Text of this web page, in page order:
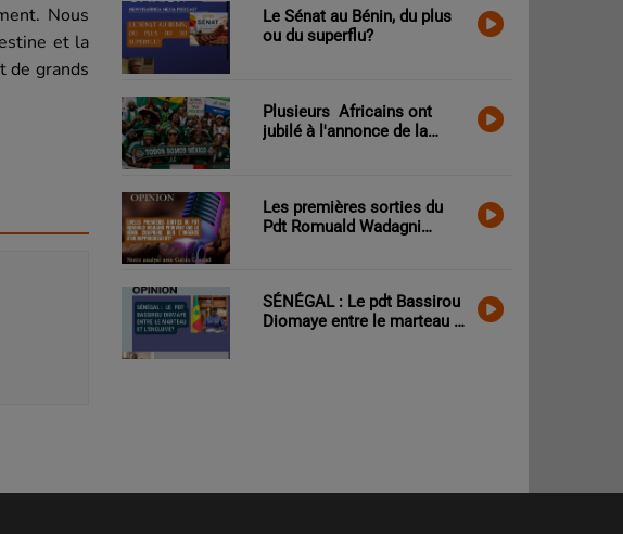
Nous
et la
de grands
Le Sénat au Bénin, du plus
ou du superflu?
Plusieurs Africains ont
jubilé à l'annonce de la
Les premières sorties du
Pdt Romuald Wadagni
SÉNÉGAL : Le pdt Bassirou
Diomaye entre le marteau et